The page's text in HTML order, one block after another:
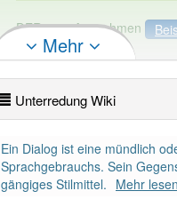
DER:127Ausnahmen
DIE: 11 043
DAS:2Ausnahmen
PowerIndex:
Wörter mit Endung-
Mehr
Unterredung Wiki
Ein Dialog ist eine mündlich
Sprachgebrauchs. Sein
gängiges Stilmittel. Mehr lesen